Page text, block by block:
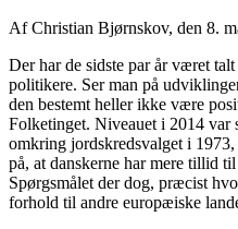
Af Christian Bjørnskov, den 8.
Der har de sidste par år været
politikere. Ser man på
den bestemt heller ikke være
Folketinget. Niveauet i 2014 var
omkring jordskredsvalget i 1973,
på, at danskerne har mere tillid
Spørgsmålet der dog, præcist
forhold til andre europæiske